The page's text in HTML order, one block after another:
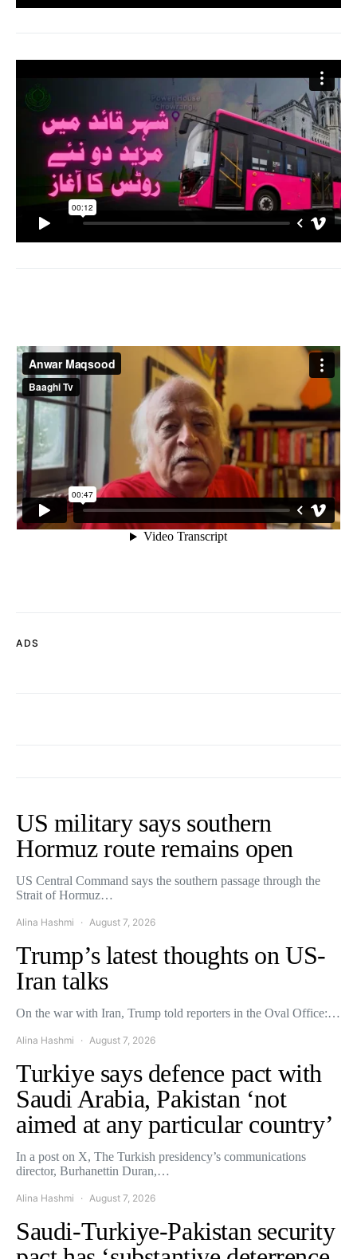
ADS
US military says southern
Hormuz route remains open
US Central Command says the southern passage through the
Strait of Hormuz…
Alina Hashmi August 7, 2026
Trump’s latest thoughts on US-
Iran talks
On the war with Iran, Trump told reporters in the Oval Office:…
Alina Hashmi August 7, 2026
Turkiye says defence pact with
Saudi Arabia, Pakistan ‘not
aimed at any particular country’
In a post on X, The Turkish presidency’s communications
director, Burhanettin Duran,…
Alina Hashmi August 7, 2026
Saudi-Turkiye-Pakistan security